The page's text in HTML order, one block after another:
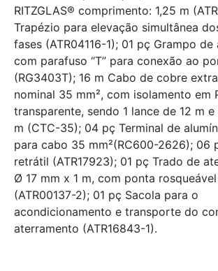
RITZGLAS® comprimento: 1,25 m
Trapézio para elevação simultânea
fases (ATR04116-1); 01 pç Grampo
com parafuso “T” para conexão ao
(RG3403T); 16 m Cabo de cobre
nominal 35 mm², com isolamento em
transparente, sendo 1 lance de 12 m
m (CTC-35); 04 pç Terminal de
para cabo 35 mm²(RC600-2626); 06
retrátil (ATR17923); 01 pç Trado de
Ø 17 mm x 1 m, com ponta
(ATR00137-2); 01 pç Sacola para o
acondicionamento e transporte do
aterramento (ATR16843-1).